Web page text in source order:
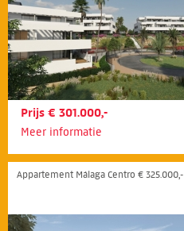
Prijs € 301.000,-
Meer informatie
Appartement Málaga Centro € 325.000,-